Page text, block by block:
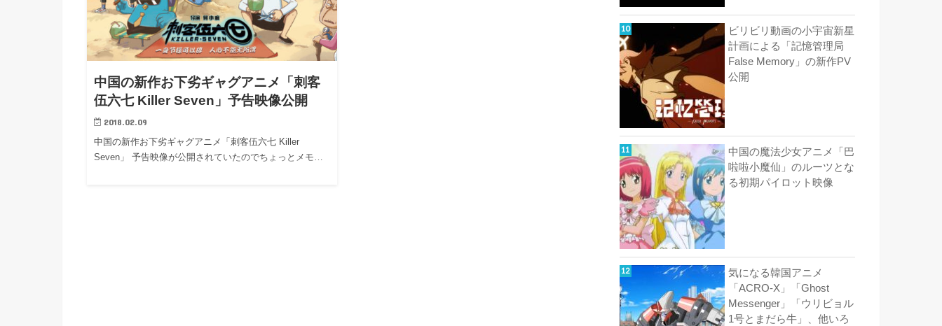
中国の新作お下劣ギャグアニメ「刺客
伍六七 Killer Seven」予告映像公開
2018.02.09
中国の新作お下劣ギャグアニメ「刺客伍六七 Killer
Seven」 予告映像が公開されていたのでちょっとメモ…
ビリビリ動画の小宇宙新星
計画による「記憶管理局
False Memory」の新作PV
公開
中国の魔法少女アニメ「巴
啦啦小魔仙」のルーツとな
る初期パイロット映像
気になる韓国アニメ
「ACRO-X」「Ghost
Messenger」「ウリビョル
1号とまだら牛」、他いろ